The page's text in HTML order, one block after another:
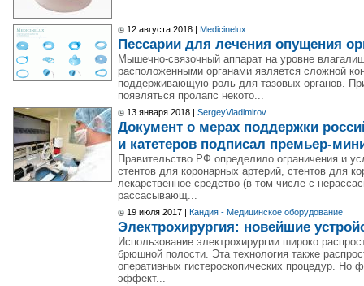
12 августа 2018 | Medicinelux
Пессарии для лечения опущения
Мышечно-связочный аппарат на уровне
расположенными органами является сложной
поддерживающую роль для тазовых органов.
появляться пролапс некото...
13 января 2018 | SergeyVladimirov
Документ о мерах поддержки
и катетеров подписал премьер-
Правительство РФ определило ограничения и
стентов для коронарных артерий, стентов для
лекарственное средство (в том числе с
рассасывающ...
19 июля 2017 | Кандия - Медицинское оборудование
Электрохирургия: новейшие
Использование электрохирургии широко
брюшной полости. Эта технология также
оперативных гистероскопических процедур. Но
эффект...